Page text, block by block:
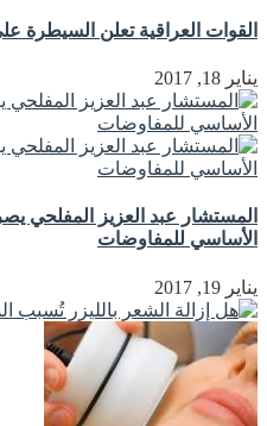
القوات العراقية تعلن
يناير 18, 2017
المستشار عبد العزيز المفلحي
الأساسي للمفاوضات
يناير 19, 2017